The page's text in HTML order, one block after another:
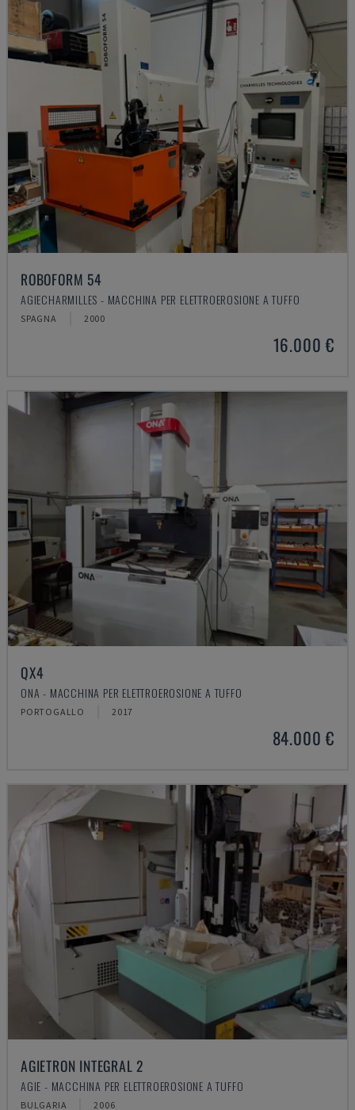
ROBOFORM 54
AGIECHARMILLES - MACCHINA PER ELETTROEROSIONE A TUFFO
SPAGNA 2000
16.000 €
QX4
ONA - MACCHINA PER ELETTROEROSIONE A TUFFO
PORTOGALLO 2017
84.000 €
AGIETRON INTEGRAL 2
AGIE - MACCHINA PER ELETTROEROSIONE A TUFFO
BULGARIA 2006